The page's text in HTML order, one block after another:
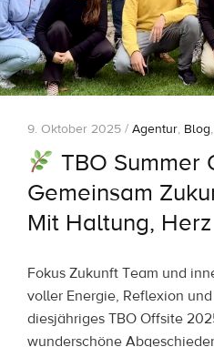
9. Oktober 2025 / Agentur, Blog,
TBO Summer
Gemeinsam
Mit Haltung, Herz
Fokus Zukunft Team und
voller Energie, Reflexion
diesjähriges TBO Offsite
wunderschöne